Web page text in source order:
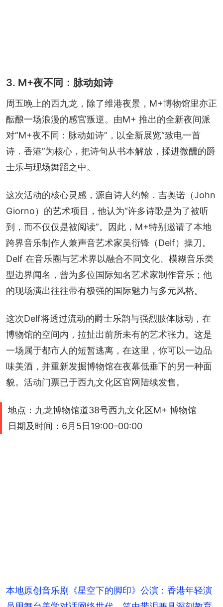
3. M+夜不同：脉动如诗
周五晚上的西九龙，除了维港夜景，M+博物馆里亦正
酝酿一场浪漫的感官叛逆。由M+ 推出的全新夜间派
对“M+夜不同：脉动如诗”，以全新展览“致电一首
诗．香港”为核心，把诗句从书本解放，揉进微醺的爵
士乐与现场舞蹈之中。
这次活动的核心灵感，源自诗人约翰．吉奥诺（John
Giorno）的艺术项目，他认为“许多诗歌是为了被听
到，而不仅仅是被阅读”。因此，M+特别邀请了本地
跨界音乐制作人兼声音艺术家吴衍锋（Delf）操刀。
Delf 在音乐圈与艺术界以融合不同文化、模糊音乐类
型边界闻名，曾为多位国际知名艺术家制作音乐；他
的现场演出往往带有极强的国际魅力与多元风格。
这次Delf将透过流动的爵士乐韵与强烈肢体脉动，在
博物馆的空间内，拉扯出前所未有的艺术张力。这是
一场属于都市人的短暂逃离，在这里，你可以一边品
味美酒，并重新发掘博物馆在夜幕低垂下的另一种面
貌。活动门票已于西九文化区官网陆续发售。
地点：九龙博物馆道38号西九文化区M+ 博物馆
日期及时间：6月5日19:00–00:00
本地原创音乐剧《星空下的脚印》公演：香港年轻演